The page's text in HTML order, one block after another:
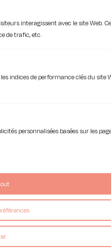
interagissent avec le site Web.
de trafic, etc.
indices de performance clés du site
personnalisées basées sur les
déterminante.
par un
:
suite Microsoft 365
et intègre des
avancées.
pour garantir
dans le cadre du
qui accède à vos